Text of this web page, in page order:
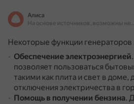
Алиса
На основе
Некоторые функции
Обеспечение электроэнергией.
позволяет пользоваться
такими как плита и свет в доме,
отключения электричества в
Помощь в получении бензина.